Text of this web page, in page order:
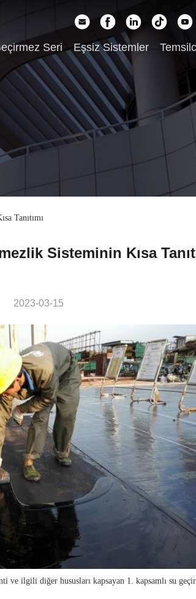
Seri Eşsiz Sistemler
Tanıtımı
Sisteminin Kısa
2023-03-15
ve ilgili diğer hususları kapsayan 1. kapsamlı su